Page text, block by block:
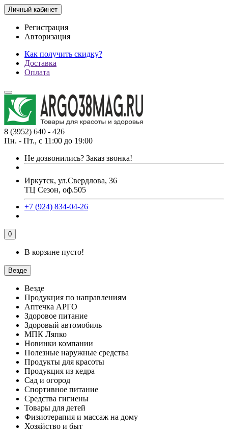
Личный кабинет
Регистрация
Авторизация
Как получить скидку?
Доставка
Оплата
8 (3952) 640 - 426
Пн. - Пт., с 11:00 до 19:00
Не дозвонились? Заказ звонка!
Иркутск, ул.Свердлова, 36
ТЦ Сезон, оф.505
+7 (924) 834-04-26
0
В корзине пусто!
Везде
Везде
Продукция по направлениям
Аптечка АРГО
Здоровое питание
Здоровый автомобиль
МПК Ляпко
Новинки компании
Полезные наружные средства
Продукты для красоты
Продукция из кедра
Сад и огород
Спортивное питание
Средства гигиены
Товары для детей
Физиотерапия и массаж на дому
Хозяйство и быт